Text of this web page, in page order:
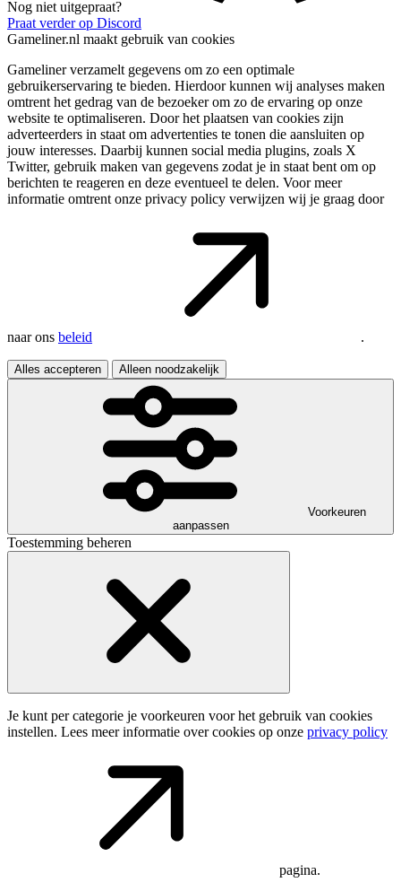
Nog niet uitgepraat?
Praat verder op Discord
Gameliner.nl maakt gebruik van cookies
Gameliner verzamelt gegevens om zo een optimale
gebruikerservaring te bieden. Hierdoor kunnen wij analyses maken
omtrent het gedrag van de bezoeker om zo de ervaring op onze
website te optimaliseren. Door het plaatsen van cookies zijn
adverteerders in staat om advertenties te tonen die aansluiten op
jouw interesses. Daarbij kunnen social media plugins, zoals X
Twitter, gebruik maken van gegevens zodat je in staat bent om op
berichten te reageren en deze eventueel te delen. Voor meer
informatie omtrent onze privacy policy verwijzen wij je graag door
naar ons beleid .
Alles accepteren Alleen noodzakelijk
Voorkeuren
aanpassen
Toestemming beheren
Je kunt per categorie je voorkeuren voor het gebruik van cookies
instellen. Lees meer informatie over cookies op onze privacy policy
pagina.